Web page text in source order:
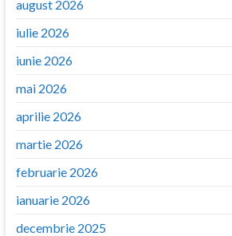
august 2026
iulie 2026
iunie 2026
mai 2026
aprilie 2026
martie 2026
februarie 2026
ianuarie 2026
decembrie 2025